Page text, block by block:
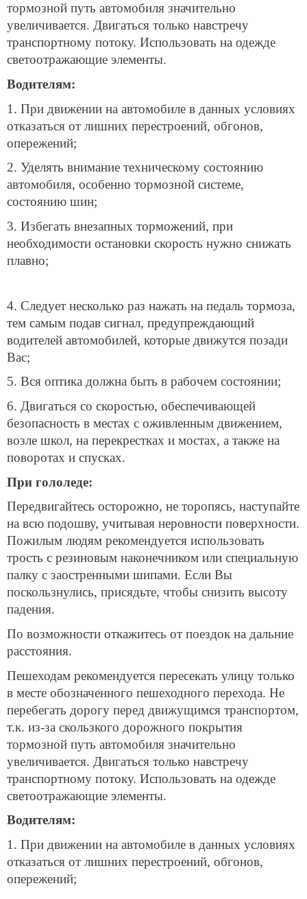
тормозной путь автомобиля значительно
увеличивается. Двигаться только навстречу
транспортному потоку. Использовать на одежде
светоотражающие элементы.
Водителям:
1. При движении на автомобиле в данных условиях
отказаться от лишних перестроений, обгонов,
опережений;
2. Уделять внимание техническому состоянию
автомобиля, особенно тормозной системе,
состоянию шин;
3. Избегать внезапных торможений, при
необходимости остановки скорость нужно снижать
плавно;
4. Следует несколько раз нажать на педаль тормоза,
тем самым подав сигнал, предупреждающий
водителей автомобилей, которые движутся позади
Вас;
5. Вся оптика должна быть в рабочем состоянии;
6. Двигаться со скоростью, обеспечивающей
безопасность в местах с оживленным движением,
возле школ, на перекрестках и мостах, а также на
поворотах и спусках.
При гололеде:
Передвигайтесь осторожно, не торопясь, наступайте
на всю подошву, учитывая неровности поверхности.
Пожилым людям рекомендуется использовать
трость с резиновым наконечником или специальную
палку с заостренными шипами. Если Вы
поскользнулись, присядьте, чтобы снизить высоту
падения.
По возможности откажитесь от поездок на дальние
расстояния.
Пешеходам рекомендуется пересекать улицу только
в месте обозначенного пешеходного перехода. Не
перебегать дорогу перед движущимся транспортом,
т.к. из-за скользкого дорожного покрытия
тормозной путь автомобиля значительно
увеличивается. Двигаться только навстречу
транспортному потоку. Использовать на одежде
светоотражающие элементы.
Водителям:
1. При движении на автомобиле в данных условиях
отказаться от лишних перестроений, обгонов,
опережений;